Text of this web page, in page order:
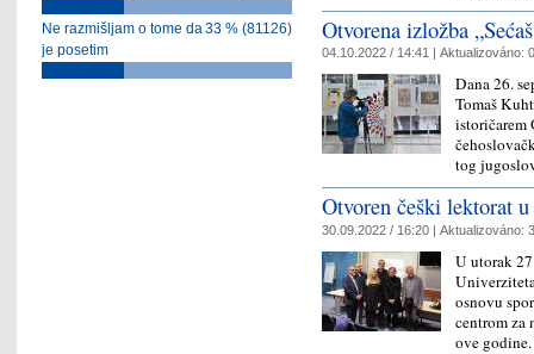
Otvorena izložba
04.10.2022 / 14:41 | Aktualizováno:
Dana 26.
Tomaš
istoričarem
tog
Otvoren češki lektorat
30.09.2022 / 16:20 | Aktualizováno:
U utorak
osnovu
centrom za
ove
33 % (81126)
Ne razmišljam o tome da
je posetim